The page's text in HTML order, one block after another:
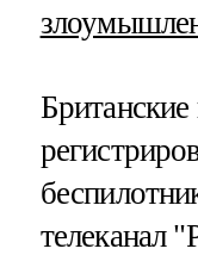
телеканал